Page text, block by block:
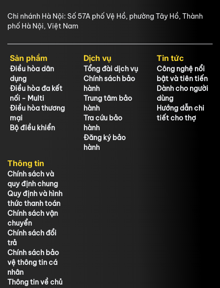
Chi nhánh Hà Nội: Số 57A phố Vệ Hồ, phường Tây Hồ, Thành
phố Hà Nội, Việt Nam
Sản phẩm
Điều hòa dân
dụng
Điều hòa đa kết
nối - Multi
Điều hòa thương
mại
Bộ điều khiển
Dịch vụ
Tổng đài dịch vụ
Chính sách bảo
hành
Trung tâm bảo
hành
Tra cứu bảo
hành
Đăng ký bảo
hành
Tin tức
Công nghệ nổi
bật và tiên tiến
Dành cho người
dùng
Hướng dẫn chi
tiết cho thợ
Thông tin
Chính sách và
quy định chung
Quy định và hình
thức thanh toán
Chính sách vận
chuyển
Chính sách đổi
trả
Chính sách bảo
vệ thông tin cá
nhân
Thông tin về chủ